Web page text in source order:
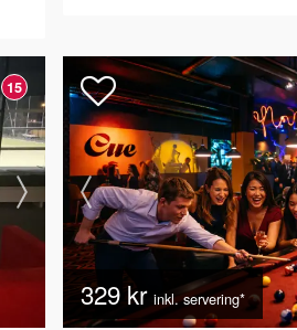
15
329 kr inkl. servering*